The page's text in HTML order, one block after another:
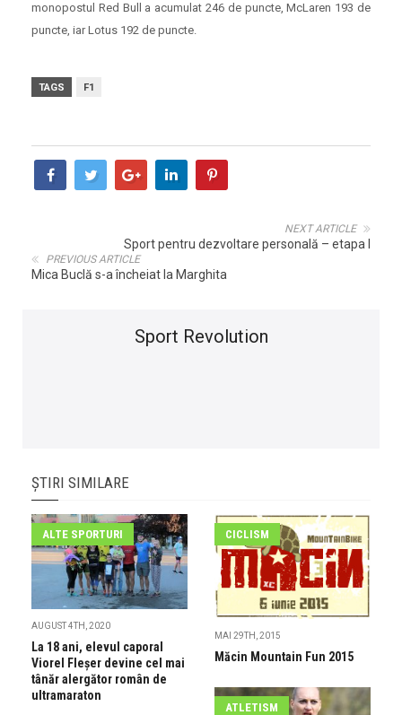
monopostul Red Bull a acumulat 246 de puncte, McLaren 193 de
puncte, iar Lotus 192 de puncte.
TAGS F1
NEXT ARTICLE
Sport pentru dezvoltare personală – etapa I
PREVIOUS ARTICLE
Mica Buclă s-a încheiat la Marghita
Sport Revolution
ȘTIRI SIMILARE
ALTE SPORTURI
AUGUST 4TH, 2020
La 18 ani, elevul caporal
Viorel Fleșer devine cel mai
tânăr alergător român de
ultramaraton
CICLISM
MAI 29TH, 2015
Măcin Mountain Fun 2015
ATLETISM